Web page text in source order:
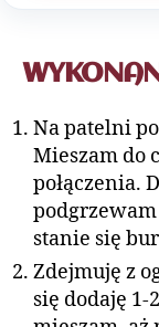
Na patelni
Mieszam do
połączenia.
podgrzewam
stanie się
Zdejmuję z
się dodaję